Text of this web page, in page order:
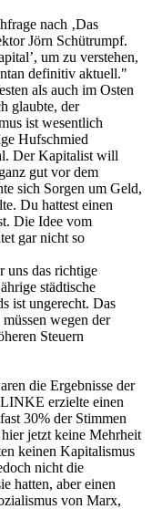
nach ‚Das
Jörn Schütrumpf.
um zu verstehen,
definitiv aktuell."
als auch im Osten
glaubte, der
ist wesentlich
Hufschmied
Der Kapitalist will
gut vor dem
sich Sorgen um Geld,
Du hattest einen
Die Idee vom
gar nicht so
uns das richtige
städtische
ist ungerecht. Das
wegen der
Steuern
die Ergebnisse der
erzielte einen
30% der Stimmen
jetzt keine Mehrheit
keinen Kapitalismus
nicht die
hatten, aber einen
von Marx,